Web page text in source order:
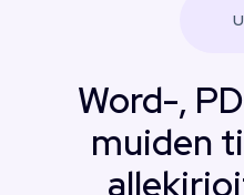
Word-,
muiden